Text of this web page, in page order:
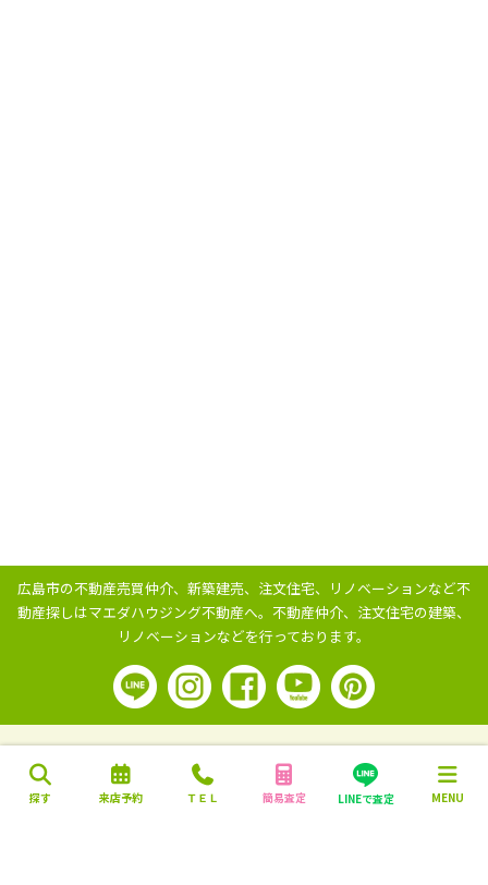
探す 来店予約 ＴＥＬ 簡易査定 LINEで査定 MENU
広島市の不動産売買仲介、新築建売、注文住宅、リノベーションなど不
動産探しはマエダハウジング不動産へ。 不動産仲介、注文住宅の建築、
リノベーションなどを行っております。